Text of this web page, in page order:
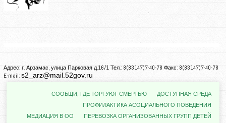
Адрес: г. Арзамас, улица Парковая д.16/1 Тел.: 8(83147)7-40-78 Факс: 8(83147)7-40-78
E-mail:s2_arz@mail.52gov.ru
ДОСТУПНАЯ СРЕДА
СООБЩИ, ГДЕ ТОРГУЮТ СМЕРТЬЮ
ПРОФИЛАКТИКА АСОЦИАЛЬНОГО ПОВЕДЕНИЯ
ПЕРЕВОЗКА ОРГАНИЗОВАННЫХ ГРУПП ДЕТЕЙ
МЕДИАЦИЯ В ОО